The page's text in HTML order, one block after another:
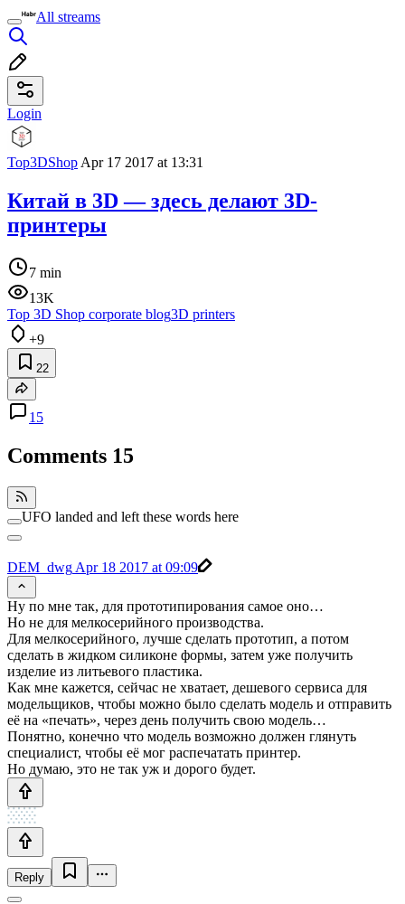
All streams
Login
Top3DShop Apr 17 2017 at 13:31
Китай в 3D — здесь делают 3D-
принтеры
7 min
13K
Top 3D Shop corporate blog3D printers
+9
22
15
Comments 15
UFO landed and left these words here
DEM_dwg Apr 18 2017 at 09:09
Ну по мне так, для прототипирования самое оно…
Но не для мелкосерийного производства.
Для мелкосерийного, лучше сделать прототип, а потом
сделать в жидком силиконе формы, затем уже получить
изделие из литьевого пластика.
Как мне кажется, сейчас не хватает, дешевого сервиса для
модельщиков, чтобы можно было сделать модель и отправить
её на «печать», через день получить свою модель…
Понятно, конечно что модель возможно должен глянуть
специалист, чтобы её мог распечатать принтер.
Но думаю, это не так уж и дорого будет.
Reply